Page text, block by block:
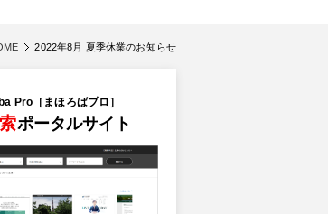
2022年8月 夏季休業のお知らせ
Pro［まほろばプロ］
ポータルサイト